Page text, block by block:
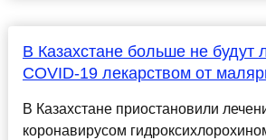
В Казахстане больше не будут
COVID-19 лекарством от
В Казахстане приостановили
коронавирусом